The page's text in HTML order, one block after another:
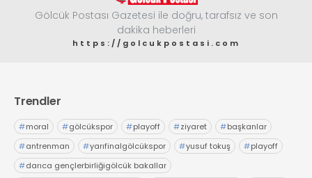
Gölcük Postası Gazetesi ile doğru, tarafsız ve son
dakika heberleri
https://golcukpostasi.com
Trendler
#moral #gölcükspor #playoff #ziyaret #başkanlar
#antrenman #yarıfinalgölcükspor #yusuf tokuş #playoff
#darıca gençlerbirliğigölcük bakallar